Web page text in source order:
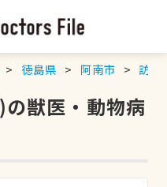
徳島県 阿南市 訪問
獣医・動物病